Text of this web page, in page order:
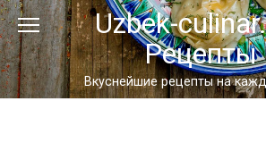
Перейти
к
контенту
Uzbek-
Рецепты
Вкуснейшие рецепты на